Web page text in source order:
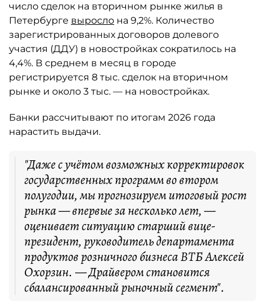
число сделок на вторичном рынке жилья в
Петербурге выросло на 9,2%. Количество
зарегистрированных договоров долевого
участия (ДДУ) в новостройках сократилось на
4,4%. В среднем в месяц в городе
регистрируется 8 тыс. сделок на вторичном
рынке и около 3 тыс. — на новостройках.
Банки рассчитывают по итогам 2026 года
нарастить выдачи.
"Даже с учётом возможных корректировок
государственных программ во втором
полугодии, мы прогнозируем итоговый рост
рынка — впервые за несколько лет, —
оценивает ситуацию старший вице-
президент, руководитель департамента
продуктов розничного бизнеса ВТБ Алексей
Охорзин. — Драйвером становится
сбалансированный рыночный сегмент".